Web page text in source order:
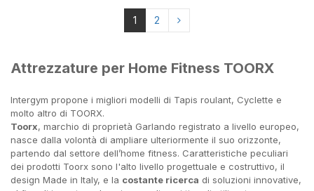
1 2
Attrezzature per Home Fitness TOORX
Intergym propone i migliori modelli di Tapis roulant, Cyclette e
molto altro di TOORX.
Toorx, marchio di proprietà Garlando registrato a livello europeo,
nasce dalla volontà di ampliare ulteriormente il suo orizzonte,
partendo dal settore dell’home fitness. Caratteristiche peculiari
dei prodotti Toorx sono l'alto livello progettuale e costruttivo, il
design Made in Italy, e la costante ricerca di soluzioni innovative,